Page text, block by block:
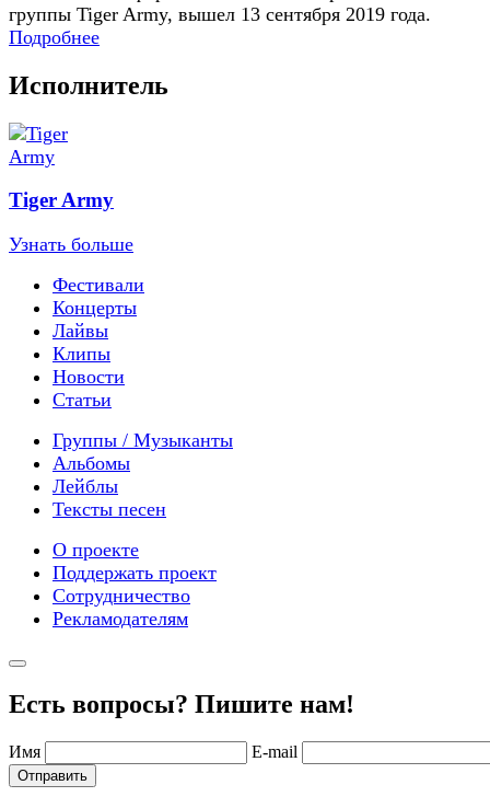
группы Tiger Army, вышел 13 сентября 2019 года.
Подробнее
Исполнитель
Tiger Army
Узнать больше
Фестивали
Концерты
Лайвы
Клипы
Новости
Статьи
Группы / Музыканты
Альбомы
Лейблы
Тексты песен
О проекте
Поддержать проект
Сотрудничество
Рекламодателям
Есть вопросы? Пишите нам!
Имя E-mail